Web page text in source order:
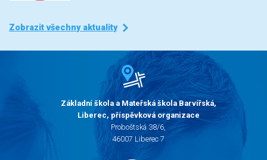
Zobrazit všechny aktuality
Základní škola a Mateřská škola Barvířská,
Liberec, příspěvková organizace
Proboštská 38/6,
46007 Liberec 7